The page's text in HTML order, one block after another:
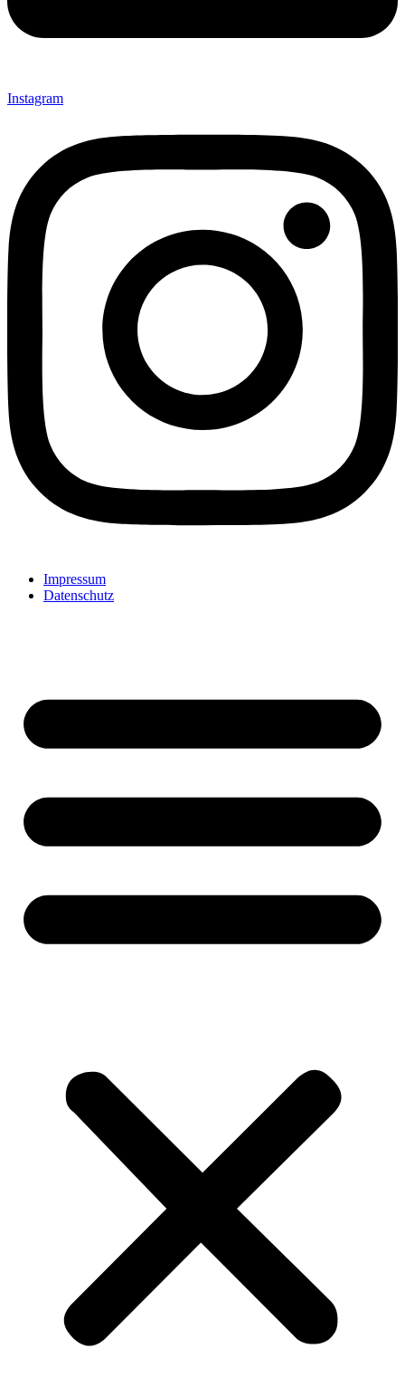
Instagram
Impressum
Datenschutz